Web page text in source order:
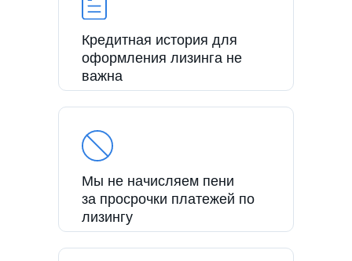
Кредитная история для
оформления лизинга не
важна
Мы не начисляем пени
за просрочки платежей по
лизингу